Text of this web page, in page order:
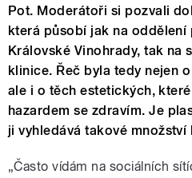
Pot. Moderátoři si pozvali
která působí jak na oddělení
Královské Vinohrady, tak na
klinice. Řeč byla tedy nejen
ale i o těch estetických,
hazardem se zdravím. Je
ji vyhledává takové množství
„Často vídám na sociálních